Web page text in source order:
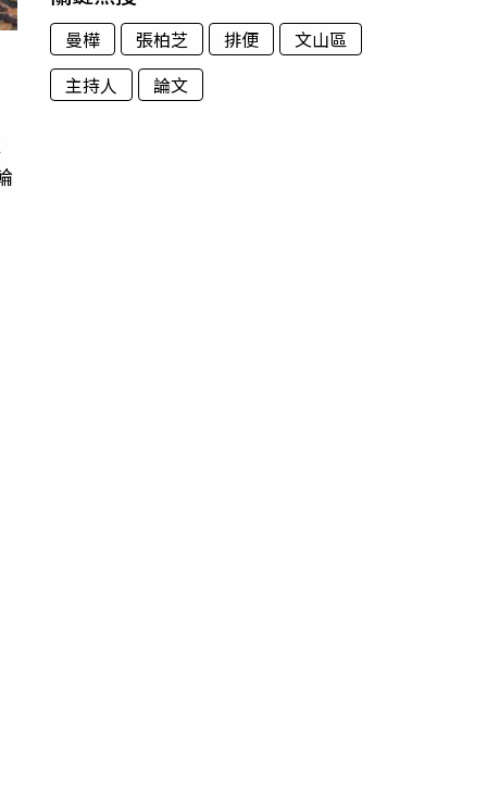
曼樺 張柏芝 排便
文山區
主持人
論文